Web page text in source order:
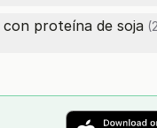
con proteína de soja